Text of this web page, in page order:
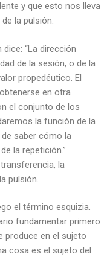
y que esto nos lleva
la pulsión.
“La dirección
de la sesión, o de la
propedéutico. El
en otra
el conjunto de los
la función de la
saber cómo la
la repetición.”
la
pulsión.
el término esquizia.
fundamentar primero
produce en el sujeto
cosa es el sujeto del